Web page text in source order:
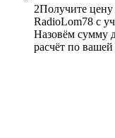
2Получите
RadioLom78 с
Назовём сумму
расчёт по